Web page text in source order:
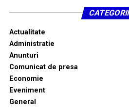
Actualitate
Administratie
Anunturi
Comunicat de presa
Economie
Eveniment
General